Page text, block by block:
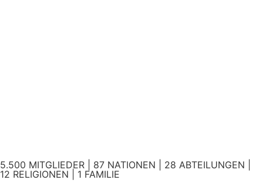
5.500 MITGLIEDER | 87 NATIONEN | 28 ABTEILUNGEN |
12 RELIGIONEN | 1 FAMILIE